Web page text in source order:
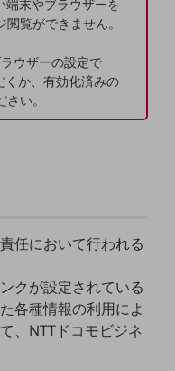
端末やブラウザーを
覧ができません。
ウザーの設定で
くか、有効化済みの
い。
任において行われる
クが設定されている
各種情報の利用によ
、NTTドコモビジネ